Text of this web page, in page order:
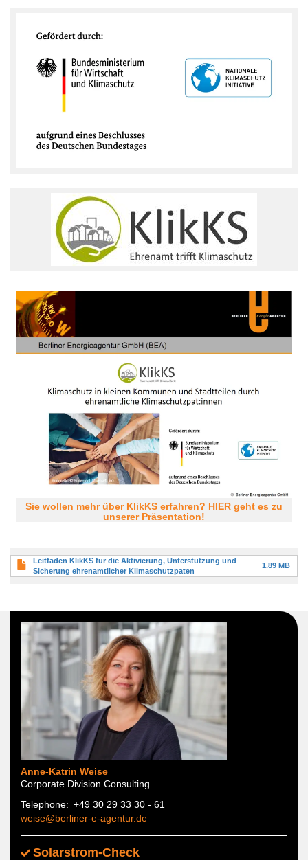
Sie wollen mehr über KlikKS erfahren? HIER geht es zu
unserer Präsentation!
Leitfaden KlikKS für die Aktivierung, Unterstützung und
Sicherung ehrenamtlicher Klimaschutzpaten
1.89 MB
Anne-Katrin Weise
Corporate Division Consulting
Telephone
+49 30 29 33 30 - 61
weise@berliner-e-agentur.de
Solarstrom-Check